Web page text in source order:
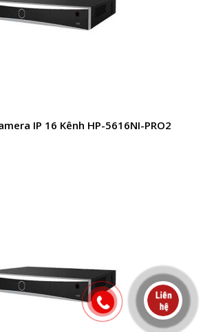
IP 16 Kênh HP-5616NI-PRO2